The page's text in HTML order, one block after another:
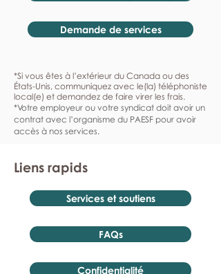
Demande de services
*Si vous êtes à l’extérieur du Canada ou des
États-Unis, communiquez avec le(la) téléphoniste
local(e) et demandez de faire virer les frais.
*Votre employeur ou votre syndicat doit avoir un
contrat avec l’organisme du PAESF pour avoir
accès à nos services.
Liens rapids
Services et soutiens
FAQs
Confidentialité